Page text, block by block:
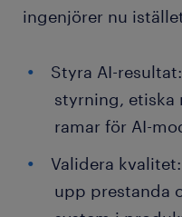
ingenjörer nu
Styra AI-
styrning, etiska
ramar för AI-
Validera
upp prestanda